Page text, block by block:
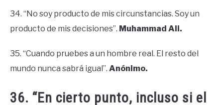
34. “No soy producto de mis circunstancias. Soy un
producto de mis decisiones”. Muhammad Ali.
35. “Cuando pruebes a un hombre real. El resto del
mundo nunca sabrá igual”. Anónimo.
36. “En cierto punto, incluso si el